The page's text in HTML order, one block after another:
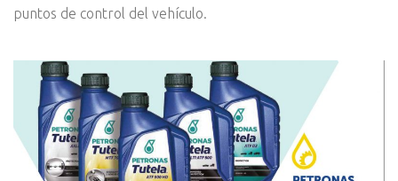
puntos de control del vehículo.